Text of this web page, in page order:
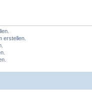
erstellen.